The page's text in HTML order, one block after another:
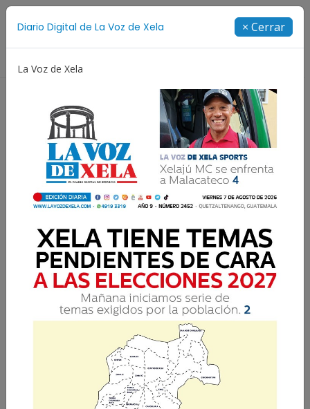
Diario Digital de La Voz de Xela × Cerrar
La Voz de Xela
Resultados para: Municipal
EL COMBATE A LA CORRUPCIÓN SIGUE
AVANZANDO —PARTE I—